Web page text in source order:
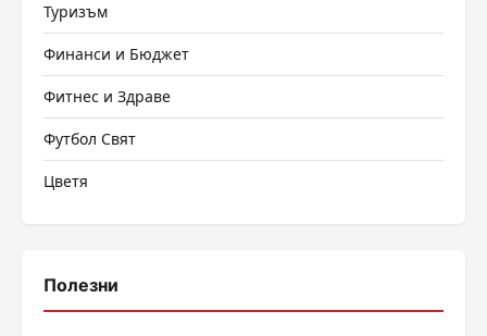
Туризъм
Финанси и Бюджет
Фитнес и Здраве
Футбол Свят
Цветя
Полезни